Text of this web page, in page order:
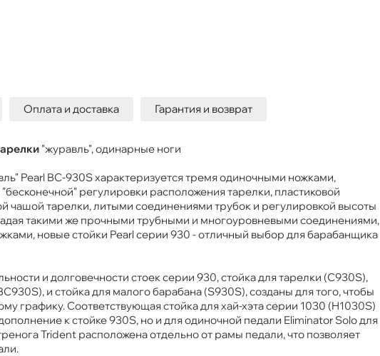
Оплата и доставка Гарантия и возврат
"журавль", одинарные ноги
Pearl BC-930S характеризуется тремя одиночными ножками,
регулировки расположения тарелки, пластиковой
чашой тарелки, литыми соединениями трубок и регулировкой высоты
такими же прочными трубными и многоуровневыми соединениями,
новые стойки Pearl серии 930 - отличный выбор для барабанщика
и долговечности стоек серии 930, стойка для тарелки (C930S),
и стойка для малого барабана (S930S), созданы для того, чтобы
графику. Соответствующая стойка для хай-хэта серии 1030 (H1030S)
к стойке 930S, но и для одиночной педали Eliminator Solo для
Trident расположена отдельно от рамы педали, что позволяет